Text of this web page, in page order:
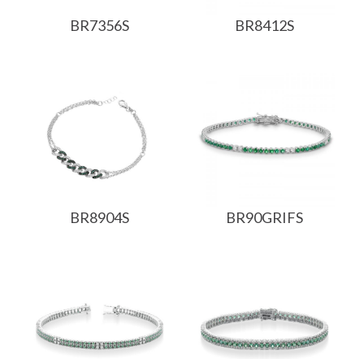
BR7356S BR8412S
BR8904S BR90GRIFS